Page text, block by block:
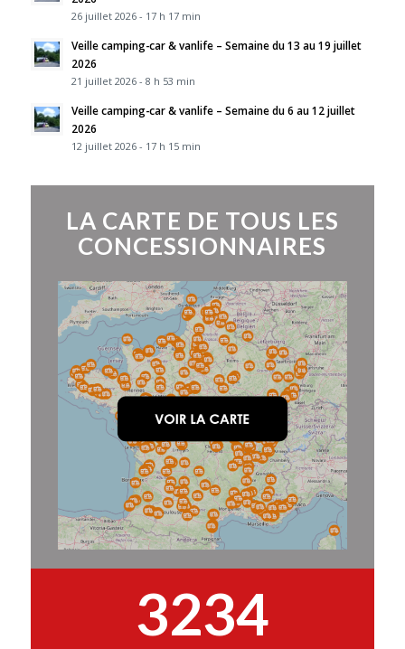
26 juillet 2026 - 17 h 17 min
Veille camping-car & vanlife – Semaine du 13 au 19 juillet
2026
21 juillet 2026 - 8 h 53 min
Veille camping-car & vanlife – Semaine du 6 au 12 juillet
2026
12 juillet 2026 - 17 h 15 min
LA CARTE DE TOUS LES
CONCESSIONNAIRES
3234